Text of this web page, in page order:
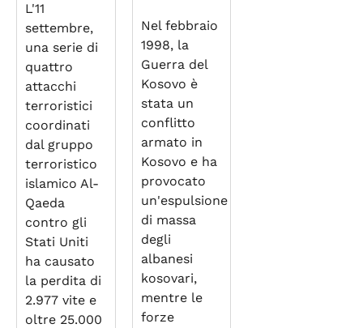
L'11
settembre,
una serie di
quattro
attacchi
terroristici
coordinati
dal gruppo
terroristico
islamico Al-
Qaeda
contro gli
Stati Uniti
ha causato
la perdita di
2.977 vite e
oltre 25.000
Nel febbraio
1998, la
Guerra del
Kosovo è
stata un
conflitto
armato in
Kosovo e ha
provocato
un'espulsione
di massa
degli
albanesi
kosovari,
mentre le
forze